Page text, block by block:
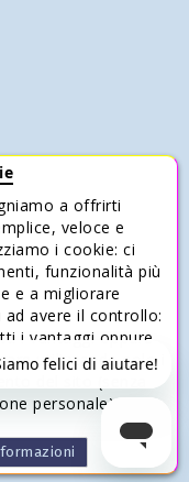
a offrirti
veloce e
i cookie: ci
funzionalità più
e a migliorare
avere il controllo:
i vantaggi oppure
utilizzando solo i
del sito (senza
personale).